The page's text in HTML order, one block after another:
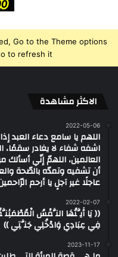
Go to the Theme options
to refresh it.
الاكثر مشاهدة
2022-05-06
اللهم يا سامع دعاء العبد
اشفه شفاء لا يغادر سقمًا،
العالمين، اللهمّ إنّي
أن تشفيه وتمدّه بالصّحة
عاجلًا غير آجلٍ يا أرحم
2022-02-07
(( يَا أَيَّتُهَا النَّفْسُ
فِي عِبَادِي وَادْخُلِي جَنَّتِي ))
2023-11-17